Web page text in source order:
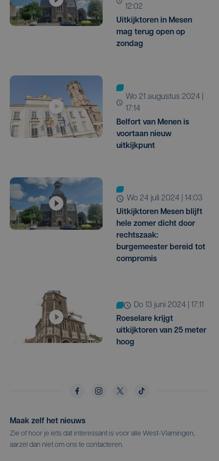
12:02
Uitkijktoren in Mesen
mag terug open op
zondag
wo 21 augustus 2024 |
17:14
Belfort van Menen is
voortaan nieuw
uitkijkpunt
wo 24 juli 2024 | 14:03
Uitkijktoren Mesen blijft
hele zomer dicht door
rechtszaak:
burgemeester bereid tot
compromis
do 13 juni 2024 | 17:11
Roeselare krijgt
uitkijktoren van 25 meter
hoog
Maak zelf het nieuws
Zie of hoor je iets dat interessant is voor alle West-Vlamingen,
aarzel dan niet om ons te contacteren.